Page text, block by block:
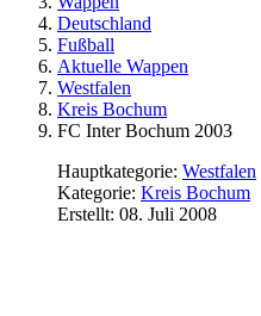
Deutschland
Fußball
Aktuelle Wappen
Westfalen
Kreis Bochum
FC Inter Bochum 2003
Hauptkategorie: Westfalen
Kategorie: Kreis Bochum
Erstellt: 08. Juli 2008